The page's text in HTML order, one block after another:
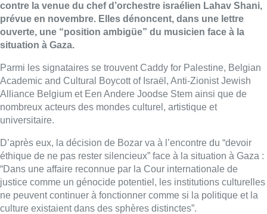
contre la venue du chef d’orchestre israélien Lahav Shani,
prévue en novembre. Elles dénoncent, dans une lettre
ouverte, une “position ambigüe” du musicien face à la
situation à Gaza.
Parmi les signataires se trouvent Caddy for Palestine, Belgian
Academic and Cultural Boycott of Israël, Anti-Zionist Jewish
Alliance Belgium et Een Andere Joodse Stem ainsi que de
nombreux acteurs des mondes culturel, artistique et
universitaire.
D’après eux, la décision de Bozar va à l’encontre du “devoir
éthique de ne pas rester silencieux” face à la situation à Gaza :
“Dans une affaire reconnue par la Cour internationale de
justice comme un génocide potentiel, les institutions culturelles
ne peuvent continuer à fonctionner comme si la politique et la
culture existaient dans des sphères distinctes”.